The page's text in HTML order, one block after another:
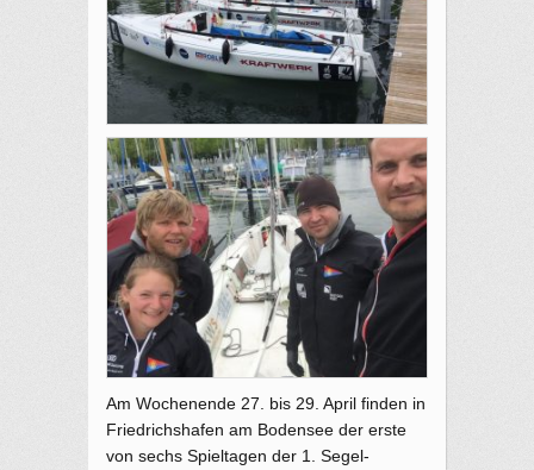
Am Wochenende 27. bis 29. April finden in
Friedrichshafen am Bodensee der erste
von sechs Spieltagen der 1. Segel-